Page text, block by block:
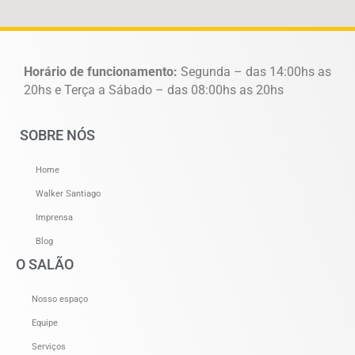
Horário de funcionamento: Segunda – das 14:00hs as
20hs e Terça a Sábado – das 08:00hs as 20hs
SOBRE NÓS
Home
Walker Santiago
Imprensa
Blog
O SALÃO
Nosso espaço
Equipe
Serviços